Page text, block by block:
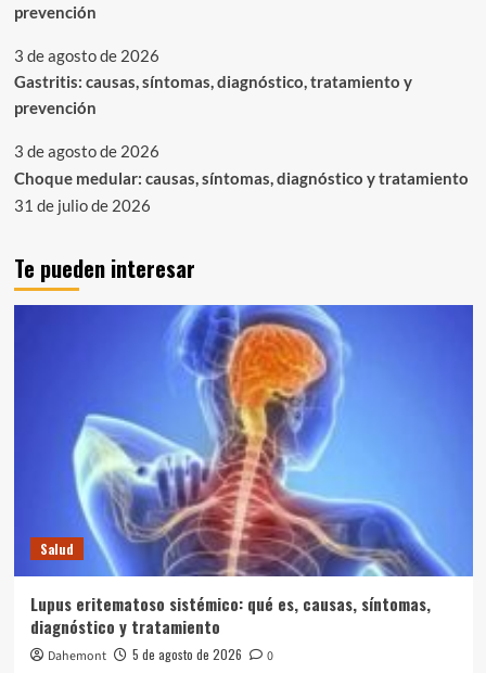
prevención
3 de agosto de 2026
Gastritis: causas, síntomas, diagnóstico, tratamiento y
prevención
3 de agosto de 2026
Choque medular: causas, síntomas, diagnóstico y tratamiento
31 de julio de 2026
Te pueden interesar
Salud
Lupus eritematoso sistémico: qué es, causas, síntomas,
diagnóstico y tratamiento
Dahemont 5 de agosto de 2026 0